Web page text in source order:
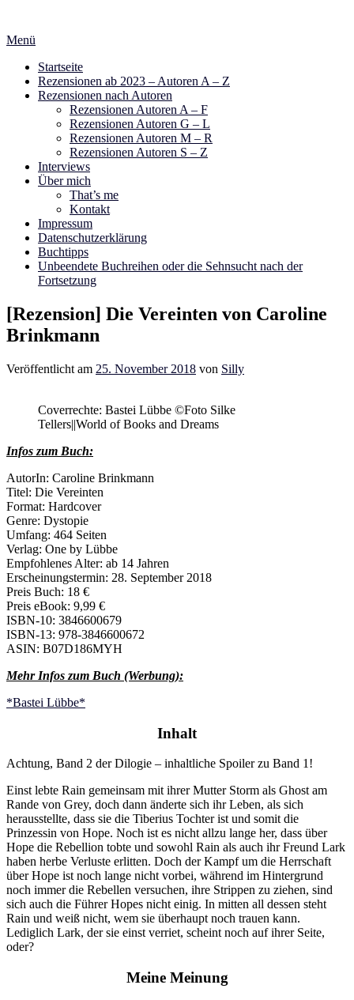
springen
Menü
Startseite
Rezensionen ab 2023 – Autoren A – Z
Rezensionen nach Autoren
Rezensionen Autoren A – F
Rezensionen Autoren G – L
Rezensionen Autoren M – R
Rezensionen Autoren S – Z
Interviews
Über mich
That’s me
Kontakt
Impressum
Datenschutzerklärung
Buchtipps
Unbeendete Buchreihen oder die Sehnsucht nach der
Fortsetzung
[Rezension] Die Vereinten von Caroline
Brinkmann
Veröffentlicht am 25. November 2018 von Silly
Coverrechte: Bastei Lübbe ©Foto Silke
Tellers||World of Books and Dreams
Infos zum Buch:
AutorIn: Caroline Brinkmann
Titel: Die Vereinten
Format: Hardcover
Genre: Dystopie
Umfang: 464 Seiten
Verlag: One by Lübbe
Empfohlenes Alter: ab 14 Jahren
Erscheinungstermin: 28. September 2018
Preis Buch: 18 €
Preis eBook: 9,99 €
ISBN-10: 3846600679
ISBN-13: 978-3846600672
ASIN: B07D186MYH
Mehr Infos zum Buch (Werbung):
*Bastei Lübbe*
Inhalt
Achtung, Band 2 der Dilogie – inhaltliche Spoiler zu Band 1!
Einst lebte Rain gemeinsam mit ihrer Mutter Storm als Ghost am
Rande von Grey, doch dann änderte sich ihr Leben, als sich
herausstellte, dass sie die Tiberius Tochter ist und somit die
Prinzessin von Hope. Noch ist es nicht allzu lange her, dass über
Hope die Rebellion tobte und sowohl Rain als auch ihr Freund Lark
haben herbe Verluste erlitten. Doch der Kampf um die Herrschaft
über Hope ist noch lange nicht vorbei, während im Hintergrund
noch immer die Rebellen versuchen, ihre Strippen zu ziehen, sind
sich auch die Führer Hopes nicht einig. In mitten all dessen steht
Rain und weiß nicht, wem sie überhaupt noch trauen kann.
Lediglich Lark, der sie einst verriet, scheint noch auf ihrer Seite,
oder?
Meine Meinung